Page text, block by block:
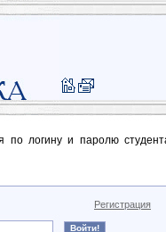
по логину и паролю
Регистрация